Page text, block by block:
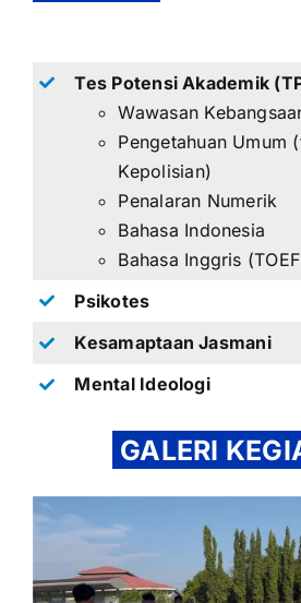
Tes Potensi Akademik
Wawasan
Pengetahuan Umum
Kepolisian)
Penalaran Numerik
Bahasa Indonesia
Bahasa Inggris
Psikotes
Kesamaptaan Jasmani
Mental Ideologi
GALERI